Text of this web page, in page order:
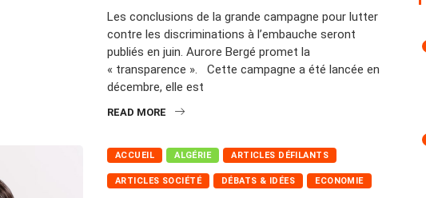
Les conclusions de la grande campagne pour lutter
contre les discriminations à l’embauche seront
publiés en juin. Aurore Bergé promet la
« transparence ». Cette campagne a été lancée en
décembre, elle est
READ MORE
ACCUEIL ALGÉRIE ARTICLES DÉFILANTS
ARTICLES SOCIÉTÉ DÉBATS & IDÉES ECONOMIE